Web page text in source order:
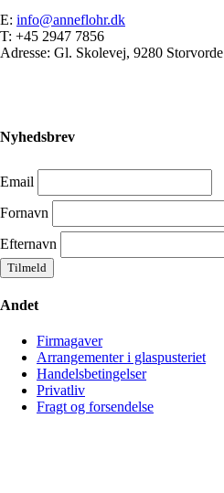
E: info@anneflohr.dk
T: +45 2947 7856
Adresse: Gl. Skolevej, 9280 Storvorde
Nyhedsbrev
Email
Fornavn
Efternavn
Andet
Firmagaver
Arrangementer i glaspusteriet
Handelsbetingelser
Privatliv
Fragt og forsendelse